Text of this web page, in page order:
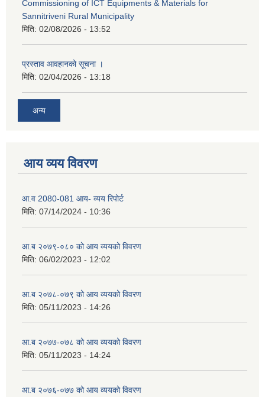
Commissioning of ICT Equipments & Materials for
Sannitriveni Rural Municipality
मिति: 02/08/2026 - 13:52
प्रस्ताव आवहानको सूचना ।
मिति: 02/04/2026 - 13:18
अन्य
आय व्यय विवरण
आ.व 2080-081 आय- व्यय रिपोर्ट
मिति: 07/14/2024 - 10:36
आ.ब २०७९-०८० को आय व्ययको विवरण
मिति: 06/02/2023 - 12:02
आ.ब २०७८-०७९ को आय व्ययको विवरण
मिति: 05/11/2023 - 14:26
आ.ब २०७७-०७८ को आय व्ययको विवरण
मिति: 05/11/2023 - 14:24
आ.ब २०७६-०७७ को आय व्ययको विवरण